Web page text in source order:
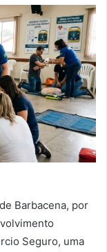
Barbacena, por
Seguro, uma